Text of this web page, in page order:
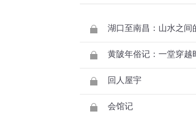
湖口至南昌：山水之间
黄陂年俗记：一堂穿越
回人屋宇
会馆记